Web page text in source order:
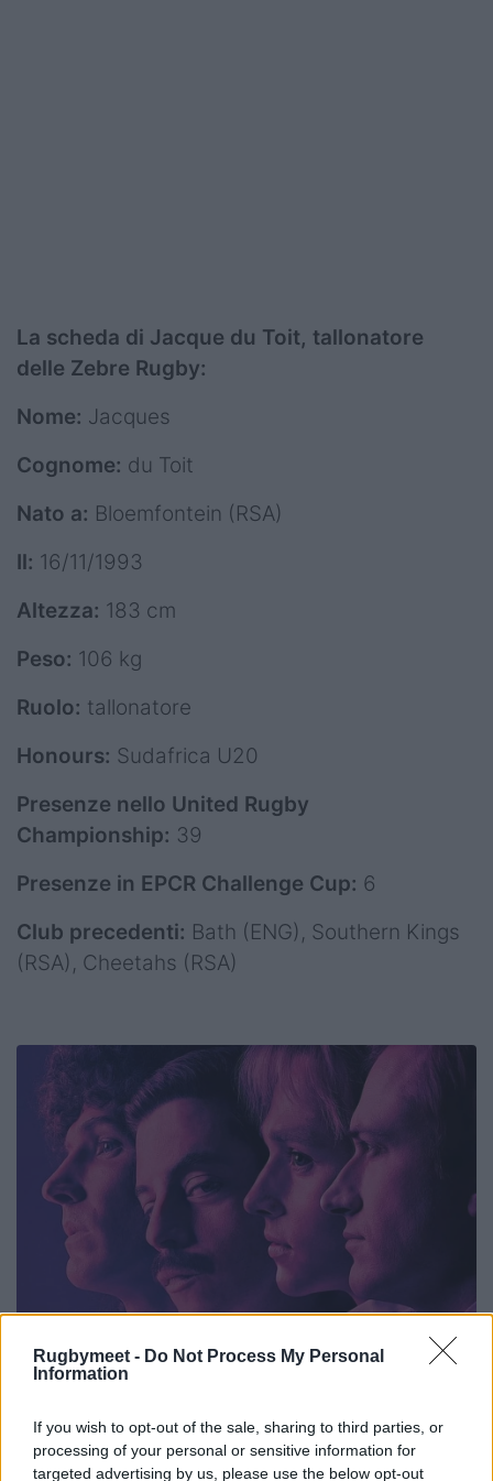
Rugbymeet - Do Not Process My Personal
Information
If you wish to opt-out of the sale, sharing to third parties, or
processing of your personal or sensitive information for
targeted advertising by us, please use the below opt-out
La scheda di Jacque du Toit, tallonatore
delle Zebre Rugby:
Nome: Jacques
Cognome: du Toit
Nato a: Bloemfontein (RSA)
Il: 16/11/1993
Altezza: 183 cm
Peso: 106 kg
Ruolo: tallonatore
Honours: Sudafrica U20
Presenze nello United Rugby
Championship: 39
Presenze in EPCR Challenge Cup: 6
Club precedenti: Bath (ENG), Southern Kings
(RSA), Cheetahs (RSA)